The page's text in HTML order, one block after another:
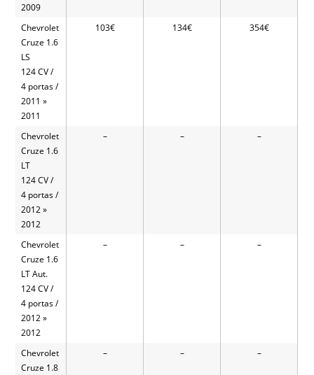
2009
Chevrolet
Cruze 1.6
LS
124 CV /
4 portas /
2011 »
2011
103€ 134€ 354€
Chevrolet
Cruze 1.6
LT
124 CV /
4 portas /
2012 »
2012
– – –
Chevrolet
Cruze 1.6
LT Aut.
124 CV /
4 portas /
2012 »
2012
– – –
Chevrolet
Cruze 1.8
– – –